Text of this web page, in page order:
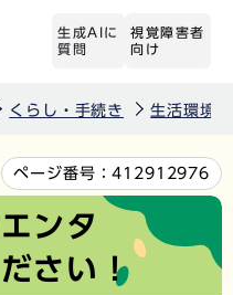
生成AIに
質問
視覚障害者
向け
くらし・手続き 生活環境
ページ番号：412912976
ンタ
さい！